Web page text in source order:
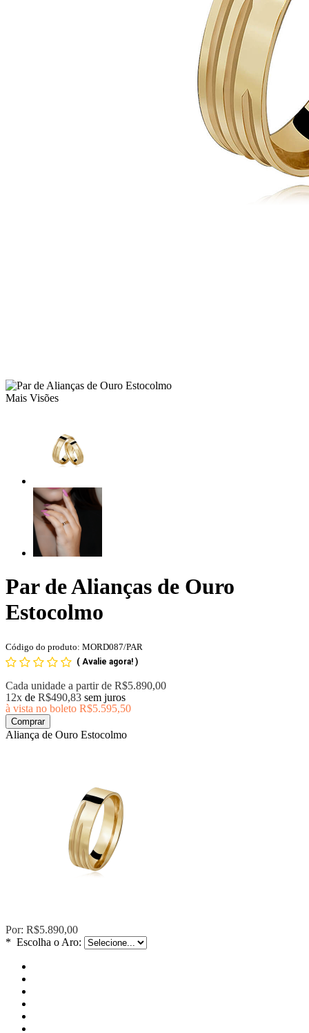
Mais Visões
Par de Alianças de Ouro
Estocolmo
Código do produto: MORD087/PAR
( Avalie agora! )
Cada unidade a partir de R$5.890,00
12x de R$490,83 sem juros
à vista no boleto R$5.595,50
Comprar
Aliança de Ouro Estocolmo
Por: R$5.890,00
* Escolha o Aro: